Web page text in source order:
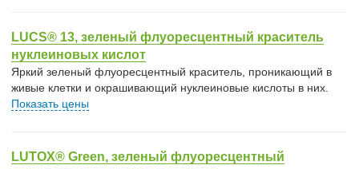
LUCS® 13, зеленый флуоресцентный краситель
нуклеиновых кислот
Яркий зеленый флуоресцентный краситель, проникающий в
живые клетки и окрашивающий нуклеиновые кислоты в них.
Показать цены
LUTOX® Green, зеленый флуоресцентный